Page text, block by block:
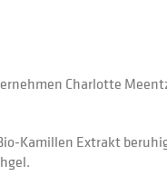
Charlotte
Kamillen Extrakt